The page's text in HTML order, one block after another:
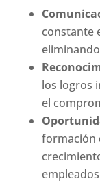
constante
los logros
el
formación